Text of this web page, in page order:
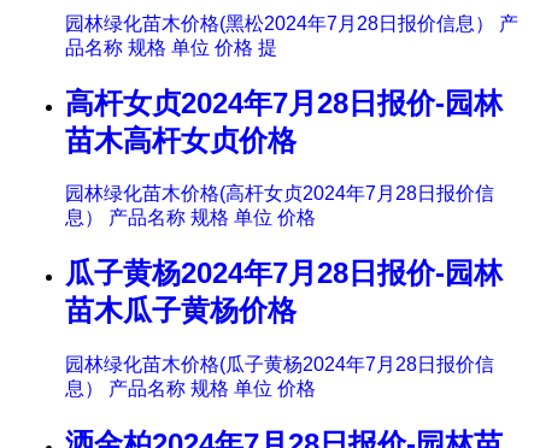
园林绿化苗木价格(黑松2024年7月28日报价信息） 产
品名称 规格 单位 价格 提
高杆女贞2024年7月28日报价-园林
苗木高杆女贞价格
园林绿化苗木价格(高杆女贞2024年7月28日报价信
息） 产品名称 规格 单位 价格
瓜子黄杨2024年7月28日报价-园林
苗木瓜子黄杨价格
园林绿化苗木价格(瓜子黄杨2024年7月28日报价信
息） 产品名称 规格 单位 价格